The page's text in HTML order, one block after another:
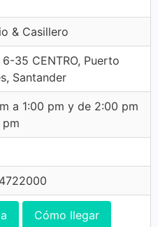
& Casillero
6-35 CENTRO, Puerto
Santander
a 1:00 pm y de 2:00 pm
Cómo llegar